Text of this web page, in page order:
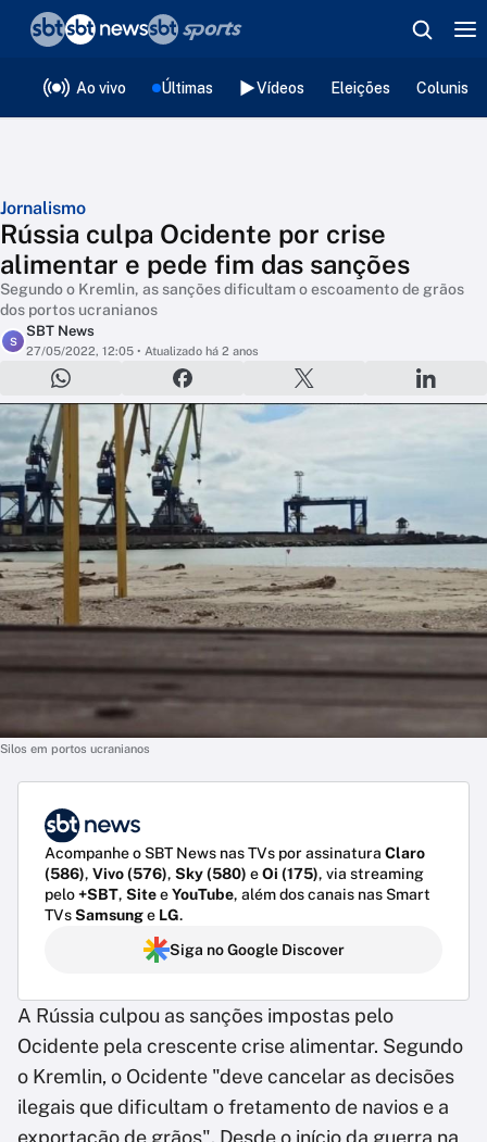
Ao vivo Últimas Vídeos Eleições
Jornalismo
Rússia culpa Ocidente por crise
alimentar e pede fim das sanções
Segundo o Kremlin, as sanções dificultam o escoamento de grãos
dos portos ucranianos
S
SBT News
27/05/2022, 12:05 • Atualizado há 2 anos
Silos em portos ucranianos
Acompanhe o SBT News nas TVs por assinatura Claro
(586), Vivo (576), Sky (580) eOi (175), via streaming
pelo+SBT, SiteeYouTube, além dos canais nas Smart
TVsSamsunge LG.
Siga no Google Discover
A Rússia culpou as sanções impostas pelo
Ocidente pela crescente crise alimentar. Segundo
o Kremlin, o Ocidente "deve cancelar as decisões
ilegais que dificultam o fretamento de navios e a
❮voltar
Editorias